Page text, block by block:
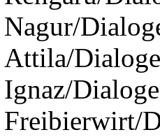
Nagur/
Attila/Dialoge
Ignaz/Dialoge
Freibierwirt/